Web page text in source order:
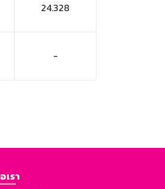
24.328
-
เรา